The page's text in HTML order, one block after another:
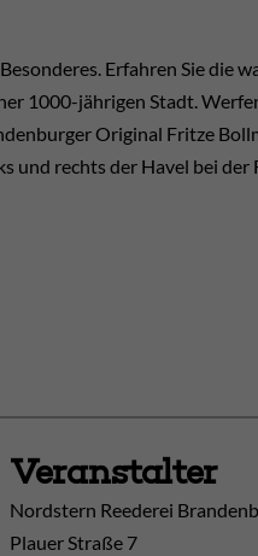
Erfahren Sie die
1000-jährigen Stadt.
Original Fritze
und rechts der Havel bei der
Veranstalter
Nordstern Reederei
Plauer Straße 7